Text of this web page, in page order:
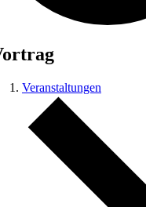
Veranstaltungen